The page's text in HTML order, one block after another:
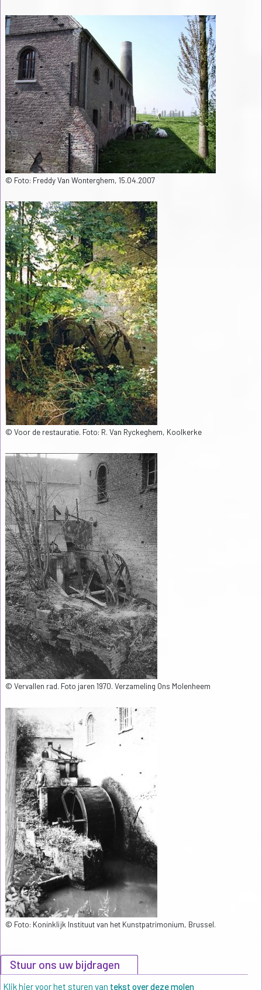
© Foto: Freddy Van Wonterghem, 15.04.2007
© Voor de restauratie. Foto: R. Van Ryckeghem, Koolkerke
© Vervallen rad. Foto jaren 1970. Verzameling Ons Molenheem
© Foto: Koninklijk Instituut van het Kunstpatrimonium, Brussel.
Stuur ons uw bijdragen
Klik hier voor het sturen van tekst over deze molen